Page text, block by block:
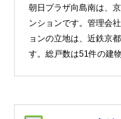
朝日プラザ向島南は、
ンションです。管理会
ョンの立地は、近鉄京
す。総戸数は51件の建物